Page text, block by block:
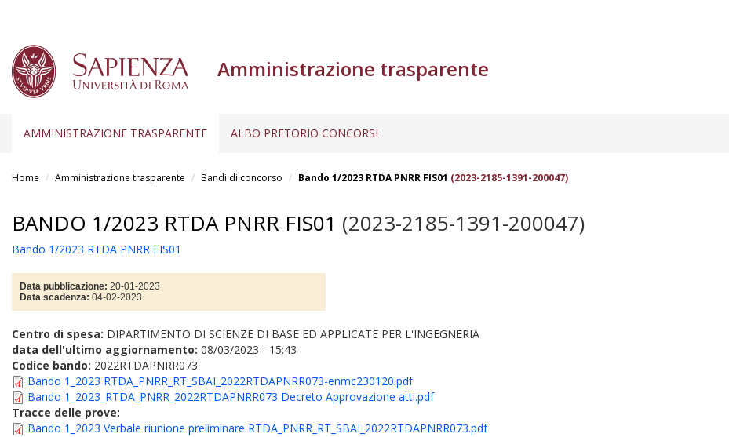
Amministrazione trasparente
AMMINISTRAZIONE TRASPARENTE ALBO PRETORIO CONCORSI
Home Amministrazione trasparente Bandi di concorso Bando 1/2023 RTDA PNRR FIS01 (2023-2185-1391-200047)
BANDO 1/2023 RTDA PNRR FIS01 (2023-2185-1391-200047)
Bando 1/2023 RTDA PNRR FIS01
Data pubblicazione: 20-01-2023
Data scadenza: 04-02-2023
Centro di spesa: DIPARTIMENTO DI SCIENZE DI BASE ED APPLICATE PER L'INGEGNERIA
data dell'ultimo aggiornamento: 08/03/2023 - 15:43
Codice bando: 2022RTDAPNRR073
Bando 1_2023 RTDA_PNRR_RT_SBAI_2022RTDAPNRR073-enmc230120.pdf
Bando 1_2023_RTDA_PNRR_2022RTDAPNRR073 Decreto Approvazione atti.pdf
Tracce delle prove:
Bando 1_2023 Verbale riunione preliminare RTDA_PNRR_RT_SBAI_2022RTDAPNRR073.pdf